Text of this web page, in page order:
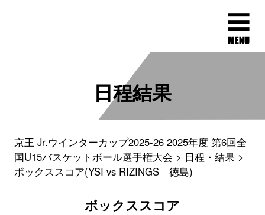
日程結果
京王 Jr.ウインターカップ2025-26 2025年度 第6回全
国U15バスケットボール選手権大会
日程・結果
ボックススコア(YSI vs RIZINGS 徳島)
ボックススコア